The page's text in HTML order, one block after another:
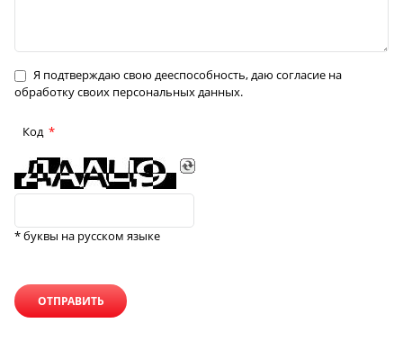
Я подтверждаю свою дееспособность, даю согласие на
обработку своих персональных данных.
Код
* буквы на русском языке